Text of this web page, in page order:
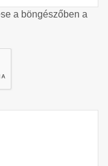
a böngészőben a